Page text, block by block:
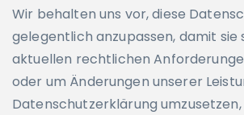
Wir behalten uns vor, diese
gelegentlich anzupassen, damit sie
aktuellen rechtlichen
oder um Änderungen unserer
Datenschutzerklärung umzusetzen,